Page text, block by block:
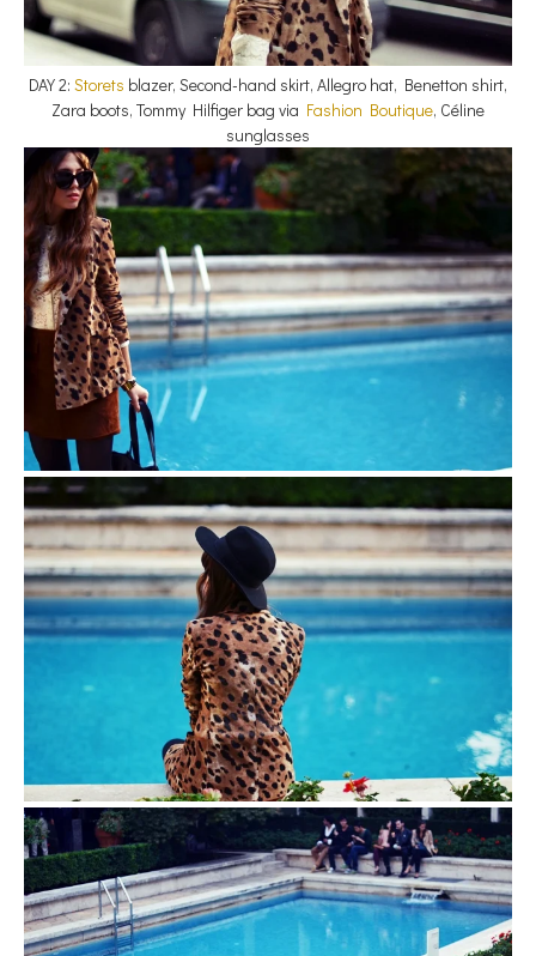
DAY 2: Storets blazer, Second-hand skirt, Allegro hat, Benetton shirt,
Zara boots, Tommy Hilfiger bag via Fashion Boutique, Céline
sunglasses